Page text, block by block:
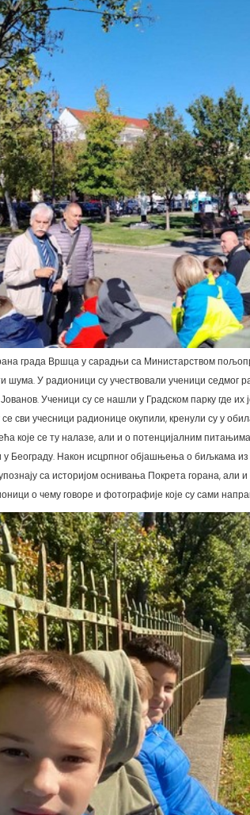
града Вршца у сарадњи са Министарством
шума. У радионици су учествовали ученици
Ученици су се нашли у Градском парку где их
сви учесници радионице окупили, кренули су у
које се ту налазе, али и о потенцијалним
у Београду. Након исцрпног објашњења о биљкама из
са историјом оснивања Покрета горана, али
о чему говоре и фотографије које су сами